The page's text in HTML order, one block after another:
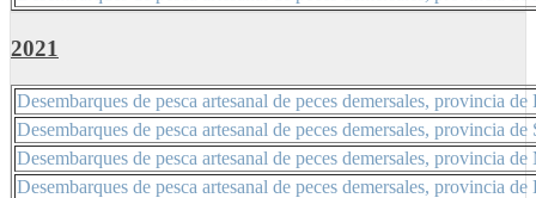
2021
Desembarques de pesca artesanal de peces demersales, provincia
Desembarques de pesca artesanal de peces demersales, provincia
Desembarques de pesca artesanal de peces demersales, provincia
Desembarques de pesca artesanal de peces demersales, provincia